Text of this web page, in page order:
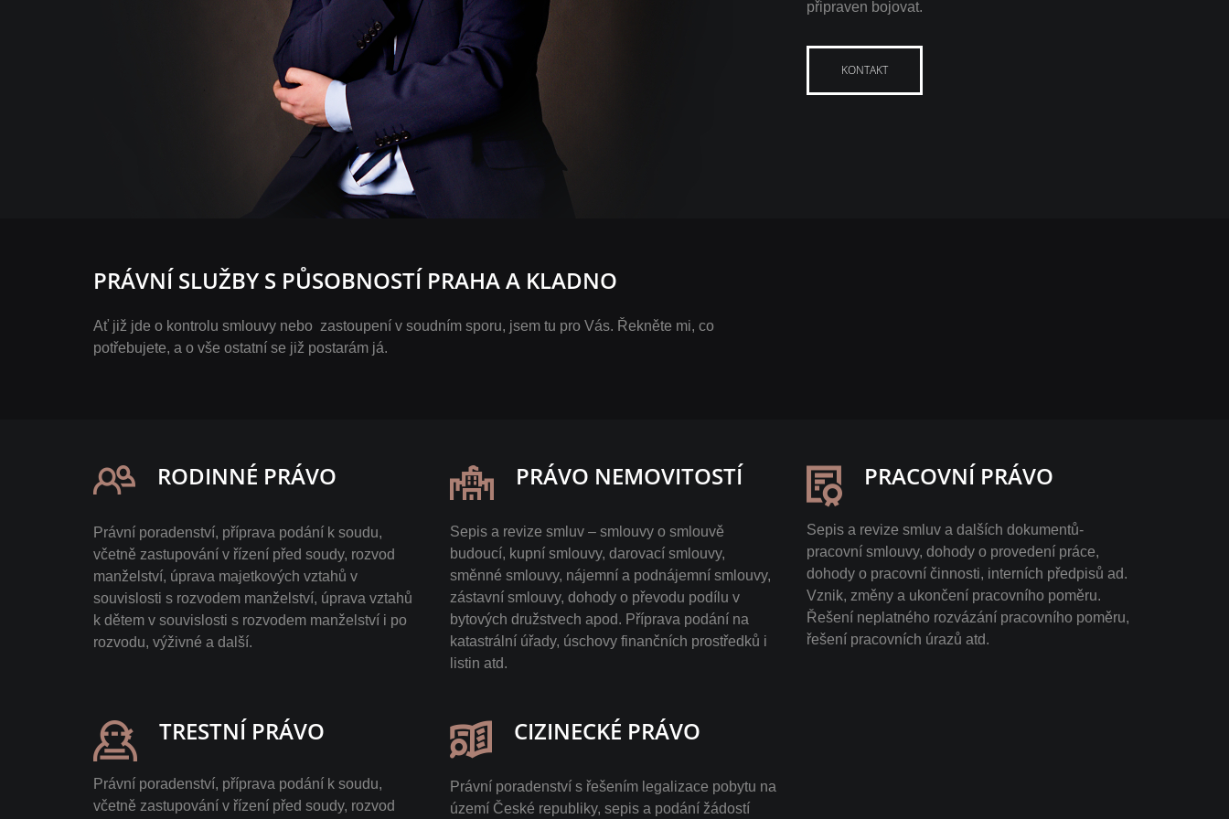
připraven bojovat.
KONTAKT
PRÁVNÍ SLUŽBY S PŮSOBNOSTÍ PRAHA A KLADNO
Ať již jde o kontrolu smlouvy nebo zastoupení v soudním sporu, jsem tu pro Vás. Řekněte mi, co
potřebujete, a o vše ostatní se již postarám já.
RODINNÉ PRÁVO
Právní poradenství, příprava podání k soudu,
včetně zastupování v řízení před soudy, rozvod
manželství, úprava majetkových vztahů v
souvislosti s rozvodem manželství, úprava vztahů
k dětem v souvislosti s rozvodem manželství i po
rozvodu, výživné a další.
PRÁVO NEMOVITOSTÍ
Sepis a revize smluv – smlouvy o smlouvě
budoucí, kupní smlouvy, darovací smlouvy,
směnné smlouvy, nájemní a podnájemní smlouvy,
zástavní smlouvy, dohody o převodu podílu v
bytových družstvech apod. Příprava podání na
katastrální úřady, úschovy finančních prostředků i
listin atd.
PRACOVNÍ PRÁVO
Sepis a revize smluv a dalších dokumentů-
pracovní smlouvy, dohody o provedení práce,
dohody o pracovní činnosti, interních předpisů ad.
Vznik, změny a ukončení pracovního poměru.
Řešení neplatného rozvázání pracovního poměru,
řešení pracovních úrazů atd.
TRESTNÍ PRÁVO
Právní poradenství, příprava podání k soudu,
včetně zastupování v řízení před soudy, rozvod
CIZINECKÉ PRÁVO
Právní poradenství s řešením legalizace pobytu na
území České republiky, sepis a podání žádostí